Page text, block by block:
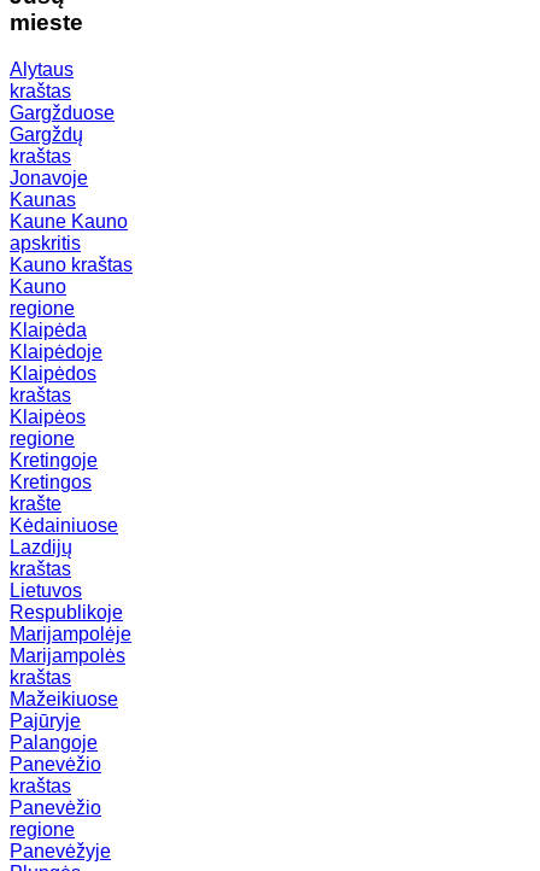
mieste
Alytaus
kraštas
Gargžduose
Gargždų
kraštas
Jonavoje
Kaunas
Kaune Kauno
apskritis
Kauno kraštas
Kauno
regione
Klaipėda
Klaipėdoje
Klaipėdos
kraštas
Klaipėos
regione
Kretingoje
Kretingos
krašte
Kėdainiuose
Lazdijų
kraštas
Lietuvos
Respublikoje
Marijampolėje
Marijampolės
kraštas
Mažeikiuose
Pajūryje
Palangoje
Panevėžio
kraštas
Panevėžio
regione
Panevėžyje